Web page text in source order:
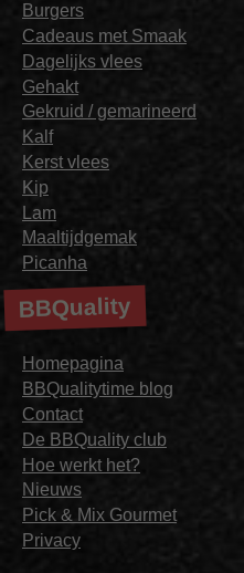
Burgers
Cadeaus met Smaak
Dagelijks vlees
Gehakt
Gekruid / gemarineerd
Kalf
Kerst vlees
Kip
Lam
Maaltijdgemak
Picanha
BBQuality
Homepagina
BBQualitytime blog
Contact
De BBQuality club
Hoe werkt het?
Nieuws
Pick & Mix Gourmet
Privacy